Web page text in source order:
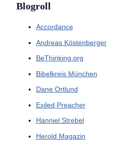
Blogroll
Accordance
Andreas Köstenberger
BeThinking.org
Bibelkreis München
Dane Ortlund
Exiled Preacher
Hanniel Strebel
Herold Magazin